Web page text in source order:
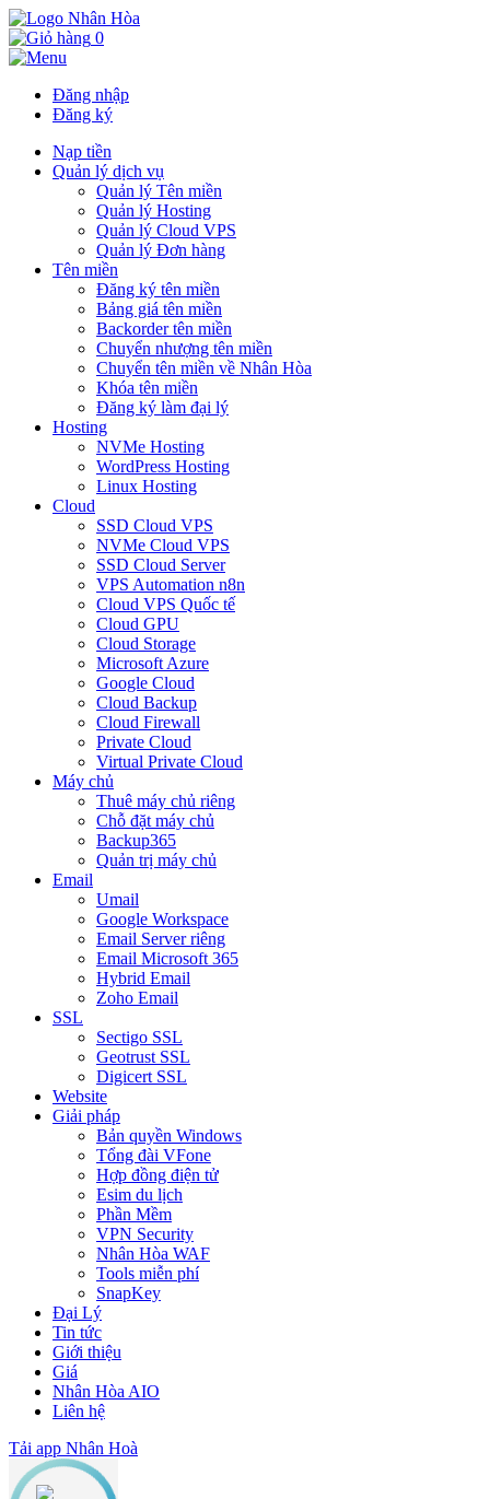
0
Đăng nhập
Đăng ký
Nạp tiền
Quản lý dịch vụ
Quản lý Tên miền
Quản lý Hosting
Quản lý Cloud VPS
Quản lý Đơn hàng
Tên miền
Đăng ký tên miền
Bảng giá tên miền
Backorder tên miền
Chuyển nhượng tên miền
Chuyển tên miền về Nhân Hòa
Khóa tên miền
Đăng ký làm đại lý
Hosting
NVMe Hosting
WordPress Hosting
Linux Hosting
Cloud
SSD Cloud VPS
NVMe Cloud VPS
SSD Cloud Server
VPS Automation n8n
Cloud VPS Quốc tế
Cloud GPU
Cloud Storage
Microsoft Azure
Google Cloud
Cloud Backup
Cloud Firewall
Private Cloud
Virtual Private Cloud
Máy chủ
Thuê máy chủ riêng
Chỗ đặt máy chủ
Backup365
Quản trị máy chủ
Email
Umail
Google Workspace
Email Server riêng
Email Microsoft 365
Hybrid Email
Zoho Email
SSL
Sectigo SSL
Geotrust SSL
Digicert SSL
Website
Giải pháp
Bản quyền Windows
Tổng đài VFone
Hợp đồng điện tử
Esim du lịch
Phần Mềm
VPN Security
Nhân Hòa WAF
Tools miễn phí
SnapKey
Đại Lý
Tin tức
Giới thiệu
Giá
Nhân Hòa AIO
Liên hệ
Tải app Nhân Hoà
Nội dung chính